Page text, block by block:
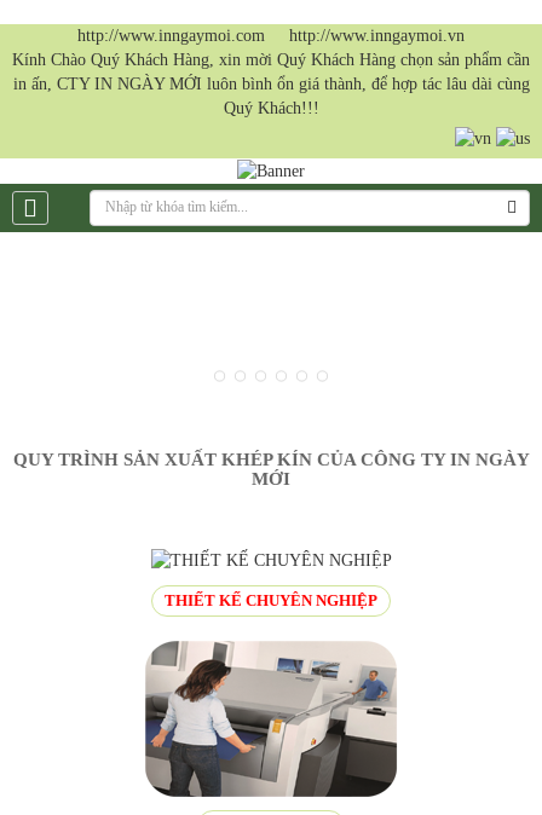
http://www.inngaymoi.com http://www.inngaymoi.vn
Kính Chào Quý Khách Hàng, xin mời Quý Khách Hàng chọn sản phẩm cần
in ấn, CTY IN NGÀY MỚI luôn bình ổn giá thành, để hợp tác lâu dài cùng
Quý Khách!!!
QUY TRÌNH SẢN XUẤT KHÉP KÍN CỦA CÔNG TY IN NGÀY
MỚI
THIẾT KẾ CHUYÊN NGHIỆP